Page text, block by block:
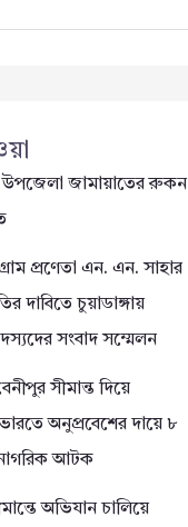
জামায়াতের রুকন
প্রণেতা এন. এন. সাহার
দাবিতে চুয়াডাঙ্গায়
সংবাদ সম্মেলন
সীমান্ত দিয়ে
অনুপ্রবেশের দায়ে ৮
নাগরিক আটক
অভিযান চালিয়ে